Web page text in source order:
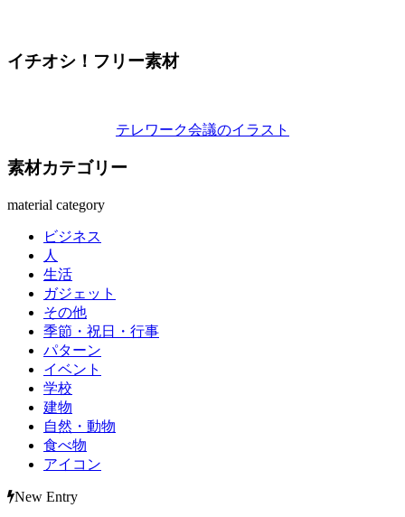
イチオシ！フリー素材
テレワーク会議のイラスト
素材カテゴリー
material category
ビジネス
人
生活
ガジェット
その他
季節・祝日・行事
パターン
イベント
学校
建物
自然・動物
食べ物
アイコン
New Entry